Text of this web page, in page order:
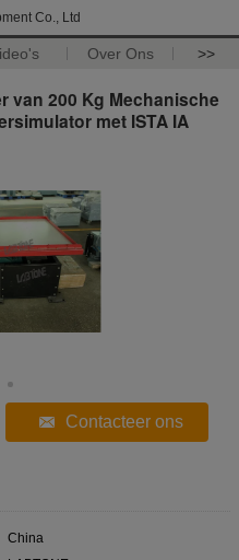
Co., Ltd
Over Ons >>
van 200 Kg Mechanische
met ISTA IA
Contacteer ons
China